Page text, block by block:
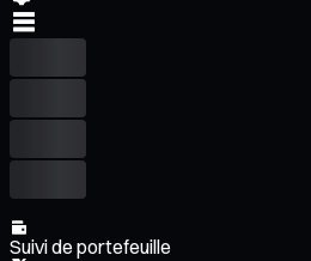
Suivi de portefeuille